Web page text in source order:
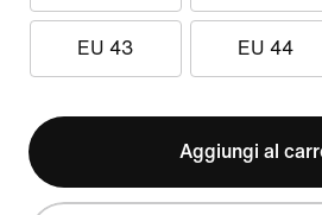
EU 43 EU 44
Aggiungi al